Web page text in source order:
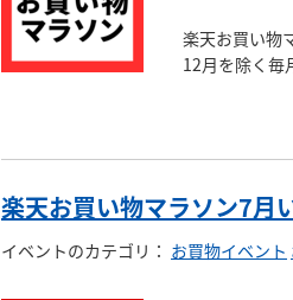
楽天お買い物
12月を除く毎
楽天お買い物マラソン7月
イベントのカテゴリ ： お買物イベント